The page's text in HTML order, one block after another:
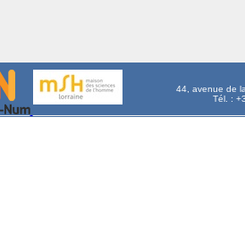
44, avenue de
Tél. :